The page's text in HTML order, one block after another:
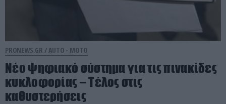
PRONEWS.GR /AUTO - MOTO
Νέο ψηφιακό σύστημα για τις πινακίδες
κυκλοφορίας – Τέλος στις
καθυστερήσεις